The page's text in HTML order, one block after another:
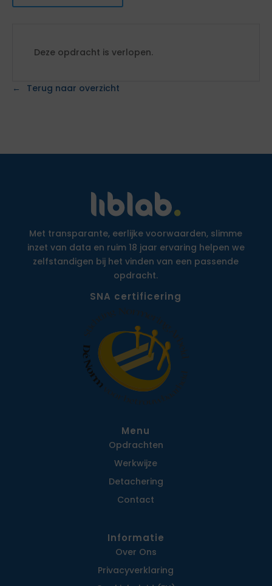
Deze opdracht is verlopen.
Terug naar overzicht
Met transparante, eerlijke voorwaarden, slimme
inzet van data en ruim 18 jaar ervaring helpen we
zelfstandigen bij het vinden van een passende
opdracht.
SNA certificering
Menu
Opdrachten
Werkwijze
Detachering
Contact
Informatie
Over Ons
Privacy­verklaring